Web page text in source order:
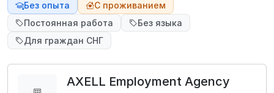
Без опыта
С проживанием
Постоянная работа
Без языка
Для граждан СНГ
AXELL Employment Agency